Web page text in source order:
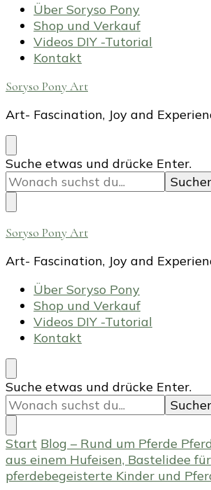
Über Soryso Pony
Shop und Verkauf
Videos DIY -Tutorial
Kontakt
Soryso Pony Art
Art- Fascination, Joy and
Suchst
du
nach
etwas?
Suche etwas und drücke Enter.
Soryso Pony Art
Art- Fascination, Joy and
Über Soryso Pony
Shop und Verkauf
Videos DIY -Tutorial
Kontakt
Suchst
du
nach
etwas?
Suche etwas und drücke Enter.
Start Blog – Rund um Pferde
aus einem Hufeisen, Bastelidee für
pferdebegeisterte Kinder und